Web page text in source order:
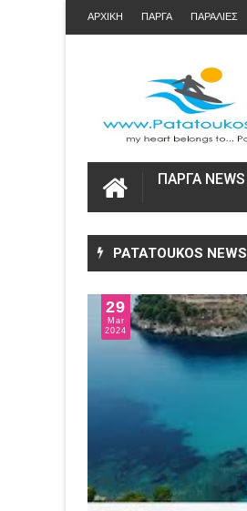
ΑΡΧΙΚΗ ΠΑΡΓΑ ΠΑΡΑΛΙΕΣ
ΠΑΡΓΑ NEWS
PATATOUKOS NEWS
Η Καινοτομία στα ταξίδια μόνο
στο Skarpos Tours Parga
29
Mar
2024